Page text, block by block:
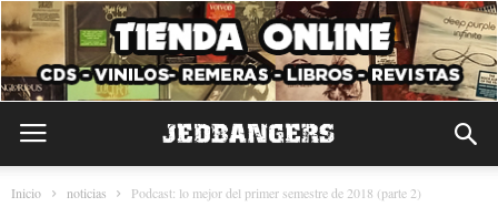
Inicio noticias Podcast: lo mejor del primer semestre de 2018 (parte 2)